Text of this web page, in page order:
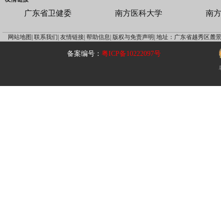
广东省卫健委 南方医科大学 南
网站地图| 联系我们| 友情链接| 帮助信息| 版权与免责声明| 地址：广东省越秀区麓
备案编号：粤ICP备10222097号